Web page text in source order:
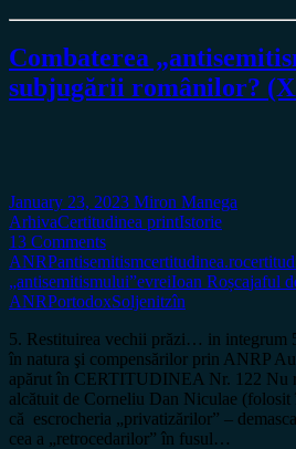
Combaterea
subjugării românilor?
January 23, 2023 Miron Manega
ArhivaCertitudinea printIstorie
13 Comments
ANRPantisemitismcertitudinea.ro
„antisemitismului”evreiIoan Roșcajaful
ANRPortodoxSoljenitzîn
5. Restituirea vechii prăzi… in integrum
în natura şi compensărilor prin ANRP
apărut în CERTITUDINEA Nr. 122 Nu
alcătuit de Corneliu Dan Niculae (folosit
că escrocheria „privatizărilor” –
cea a „retrocedarilor” în fusul…